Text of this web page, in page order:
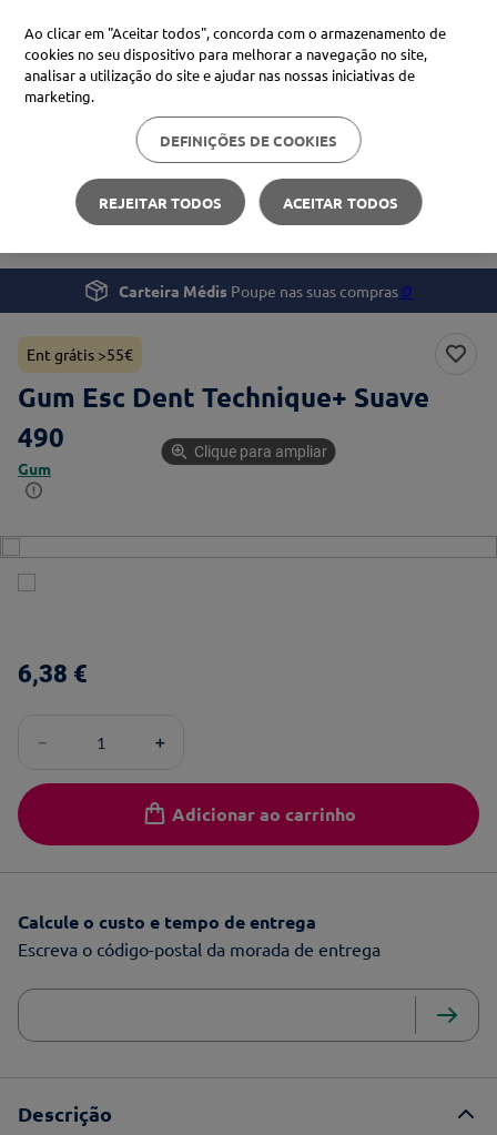
Procure no Marketplace Médis
Pesquisas mais comuns
xiaomi
4º cerave
Saúde
Saúde Oral
Gum Esc Dent Technique+ Suave 490
Carteira Médis Poupe nas suas compras🪙
Ent grátis >55€
Gum Esc Dent Technique+ Suave
490
Gum
Clique para ampliar
6,38 €
＋
－
Adicionar ao carrinho
Calcule o custo e tempo de entrega
Escreva o código-postal da morada de entrega
Descrição
Ao clicar em "Aceitar todos", concorda com o armazenamento de
cookies no seu dispositivo para melhorar a navegação no site,
analisar a utilização do site e ajudar nas nossas iniciativas de
marketing.
DEFINIÇÕES DE COOKIES
REJEITAR TODOS ACEITAR TODOS